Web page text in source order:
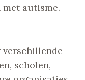
met autisme.
scholen,